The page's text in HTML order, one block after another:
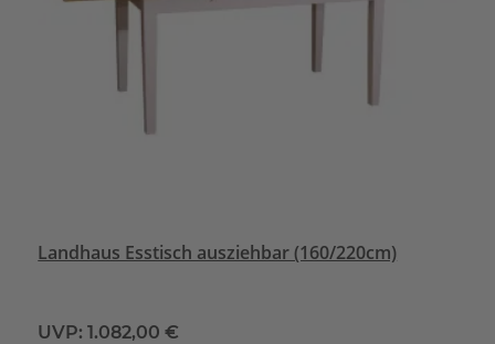
Landhaus Esstisch ausziehbar (160/220cm)
UVP: 1.082,00 €